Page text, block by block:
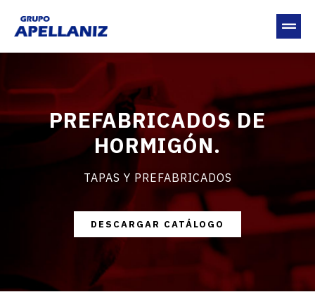
PREFABRICADOS DE
HORMIGÓN.
TAPAS Y PREFABRICADOS
DESCARGAR CATÁLOGO